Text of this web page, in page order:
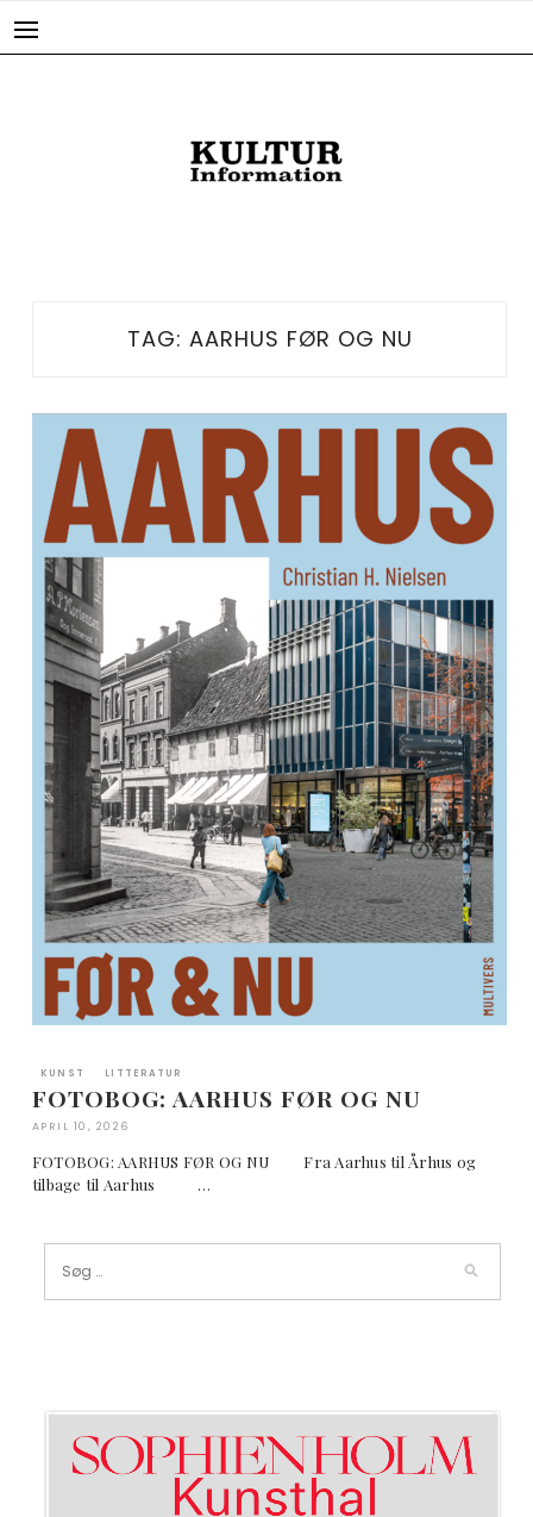
TAG: AARHUS FØR OG NU
KUNST LITTERATUR
FOTOBOG: AARHUS FØR OG NU
APRIL 10, 2026
FOTOBOG: AARHUS FØR OG NU Fra Aarhus til Århus og
tilbage til Aarhus …